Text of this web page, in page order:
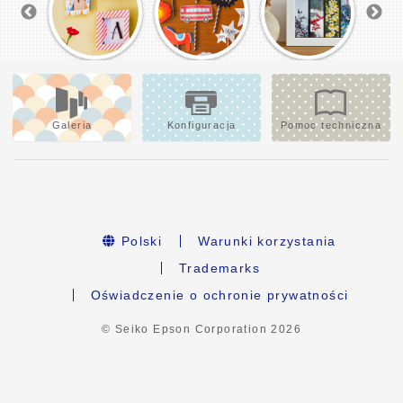
Galeria Konfiguracja Pomoc techniczna
Polski
Warunki korzystania
Trademarks
Oświadczenie o ochronie prywatności
© Seiko Epson Corporation2026